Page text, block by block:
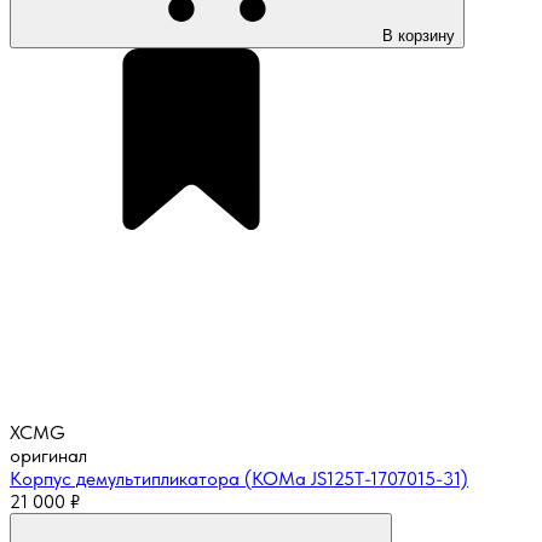
В корзину
XCMG
оригинал
Корпус демультипликатора (КОМа JS125T-1707015-31)
21 000 ₽